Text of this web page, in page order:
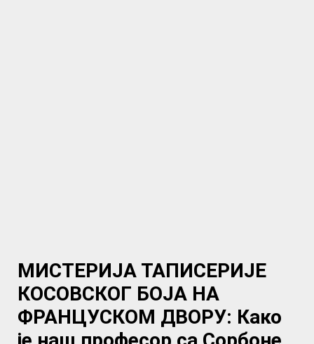
МИСТЕРИЈА ТАПИСЕРИЈЕ
КОСОВСКОГ БОЈА НА
ФРАНЦУСКОМ ДВОРУ: Како